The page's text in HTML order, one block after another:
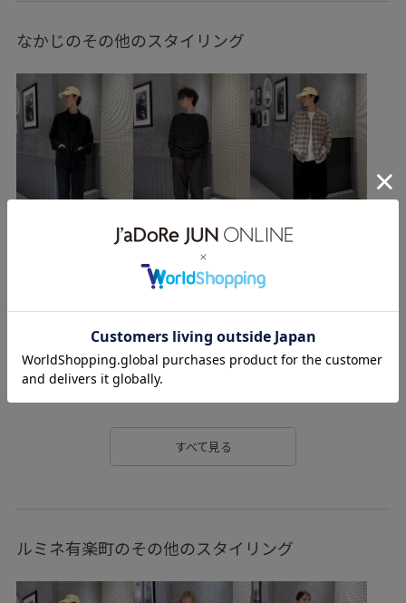
ローファー ファッション雑貨
ANF74000 ANJ74060 ANS74250 ANW74000
ANZ74060 ANZ74290 junred_24lightouter
junred_bottom JUNRed_goods
mustbuy_accessory_mens ss_cutandsaw
summer_junred
期間限定イベント対象 通年対応
なかじのその他のスタイリング
すべて見る
ルミネ有楽町のその他のスタイリング